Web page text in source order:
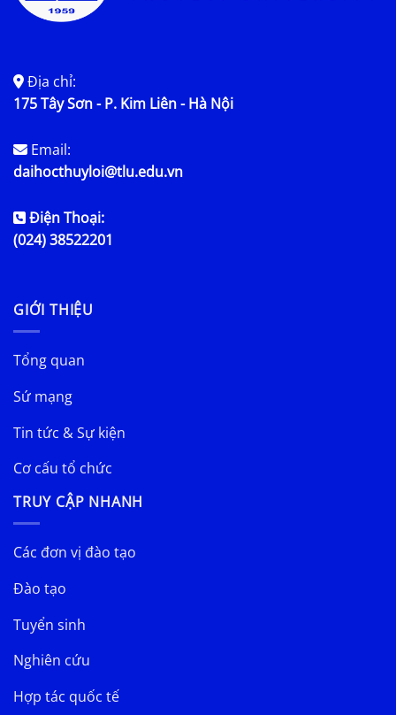
Địa chỉ:
175 Tây Sơn - P. Kim Liên - Hà Nội
Email:
daihocthuyloi@tlu.edu.vn
Điện Thoại:
(024) 38522201
GIỚI THIỆU
Tổng quan
Sứ mạng
Tin tức & Sự kiện
Cơ cấu tổ chức
TRUY CẬP NHANH
Các đơn vị đào tạo
Đào tạo
Tuyển sinh
Nghiên cứu
Hợp tác quốc tế